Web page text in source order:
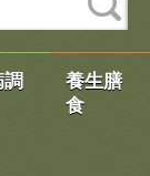
養生膳
食